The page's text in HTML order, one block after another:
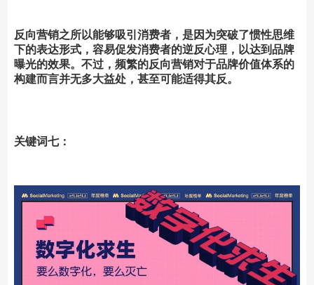
反向营销之所以能够吸引消费者，是因为突破了惯性思维
下的表达形式，容易促发消费者的逆反心理，以达到品牌
曝光的效果。不过，频繁的反向营销对于品牌价值体系的
构建而言并无多大益处，甚至可能适得其反。
关键词七：